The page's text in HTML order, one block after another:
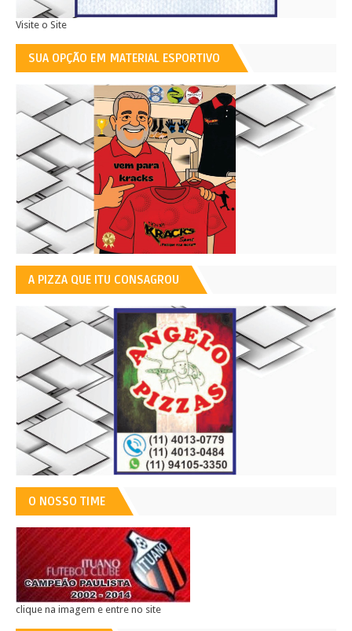
Visite o Site
SUA OPÇÃO EM MATERIAL ESPORTIVO
A PIZZA QUE ITU CONSAGROU
O NOSSO TIME
clique na imagem e entre no site